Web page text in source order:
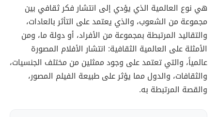
هي نوع العالمية الذي يؤدي إلى انتشار فكر ثقافي بين
مجموعة من الشعوب، والذي يعتمد على التأثر بالعادات،
والتقاليد المرتبطة بمجموعة من الأفراد، أو دولة ما، ومن
الأمثلة على العالمية الثقافية: انتشار الأفلام المصورة
عالمياً، والتي تعتمد على وجود ممثلين من مختلف الجنسيات،
والثقافات، والدول مما يؤثر على طبيعة الفيلم المصور،
والقصة المرتبطة به.